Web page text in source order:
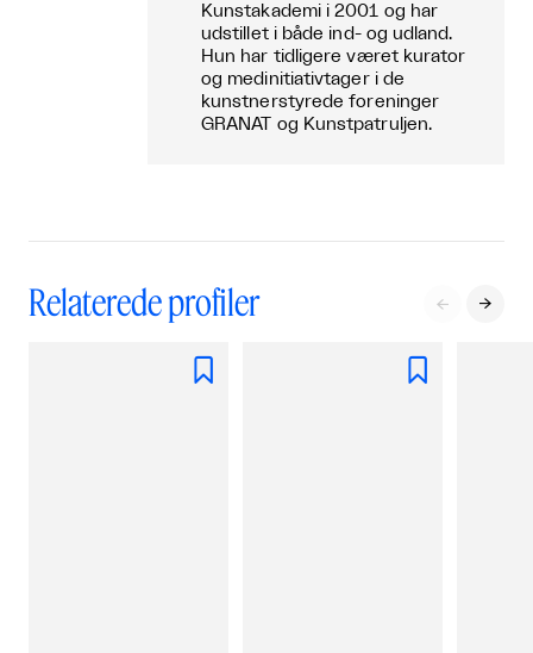
Kunstakademi i 2001 og har
udstillet i både ind- og udland.
Hun har tidligere været kurator
og medinitiativtager i de
kunstnerstyrede foreninger
GRANAT og Kunstpatruljen.
Relaterede profiler  
 